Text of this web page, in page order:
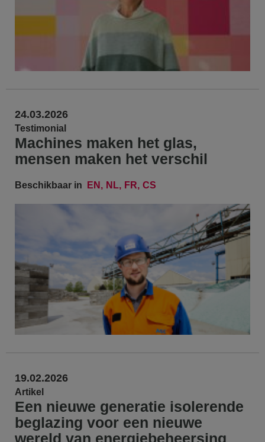
24.03.2026
Testimonial
Machines maken het glas,
mensen maken het verschil
Beschikbaar in EN NL FR CS
19.02.2026
Artikel
Een nieuwe generatie isolerende
beglazing voor een nieuwe
wereld van energiebeheersing